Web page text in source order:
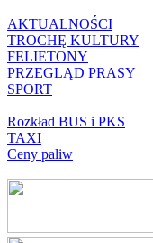
AKTUALNOŚCI
TROCHĘ KULTURY
FELIETONY
PRZEGLĄD PRASY
SPORT
Rozkład BUS i PKS
TAXI
Ceny paliw